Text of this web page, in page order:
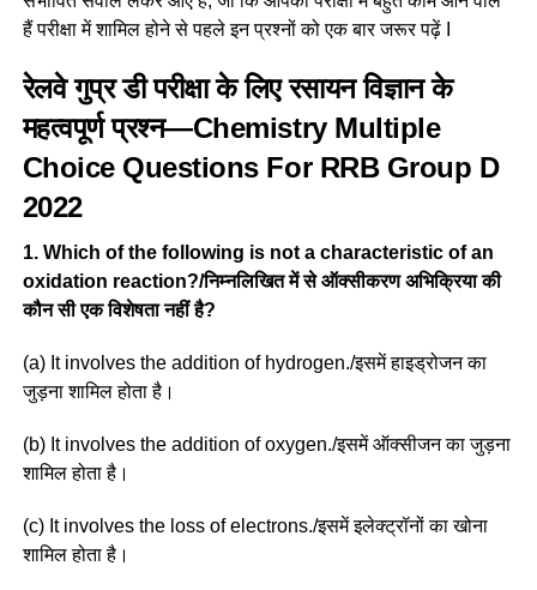
हैं परीक्षा में शामिल होने से पहले इन प्रश्नों को एक बार जरूर पढ़ें I
रेलवे गुप्र डी परीक्षा के लिए रसायन विज्ञान के
महत्वपूर्ण प्रश्न—Chemistry Multiple
Choice Questions For RRB Group D
2022
1. Which of the following is not a characteristic of an
oxidation reaction?/निम्नलिखित में से ऑक्सीकरण अभिक्रिया की
कौन सी एक विशेषता नहीं है?
(a) It involves the addition of hydrogen./इसमें हाइड्रोजन का
जुड़ना शामिल होता है।
(b) It involves the addition of oxygen./इसमें ऑक्सीजन का जुड़ना
शामिल होता है।
(c) It involves the loss of electrons./इसमें इलेक्ट्रॉनों का खोना
शामिल होता है।